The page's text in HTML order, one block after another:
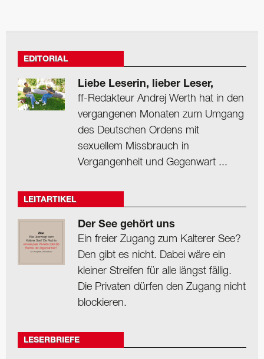
EDITORIAL
Liebe Leserin, lieber Leser,
ff-Redakteur Andrej Werth hat in den
vergangenen Monaten zum Umgang
des Deutschen Ordens mit
sexuellem Missbrauch in
Vergangenheit und Gegenwart ...
LEITARTIKEL
Der See gehört uns
Ein freier Zugang zum Kalterer See?
Den gibt es nicht. Dabei wäre ein
kleiner Streifen für alle längst fällig.
Die Privaten dürfen den Zugang nicht
blockieren.
LESERBRIEFE